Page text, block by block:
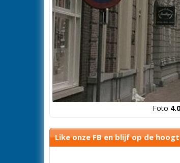
Foto
Like onze FB en blijf op de